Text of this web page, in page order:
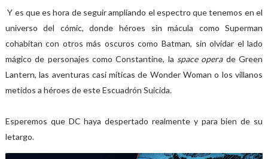
Y es que es hora de seguir ampliando el espectro que tenemos en el
universo del cómic, donde héroes sin mácula como Superman
cohabitan con otros más oscuros como Batman, sin olvidar el lado
mágico de personajes como Constantine, la space opera de Green
Lantern, las aventuras casi míticas de Wonder Woman o los villanos
metidos a héroes de este Escuadrón Suicida.
Esperemos que DC haya despertado realmente y para bien de su
letargo.